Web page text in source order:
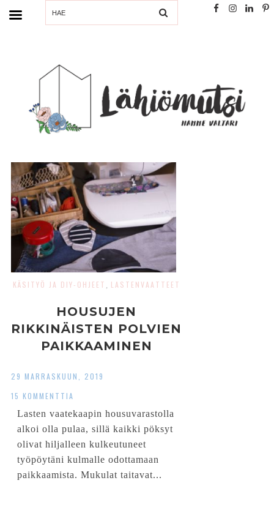
SEARCH
KÄSITYÖ JA DIY-OHJEET LASTENVAATTEET
HOUSUJEN
RIKKINÄISTEN POLVIEN
PAIKKAAMINEN
29 MARRASKUUN, 2019
15 KOMMENTTIA
Lasten vaatekaapin housuvarastolla
alkoi olla pulaa, sillä kaikki pöksyt
olivat hiljalleen kulkeutuneet
työpöytäni kulmalle odottamaan
paikkaamista. Mukulat taitavat...